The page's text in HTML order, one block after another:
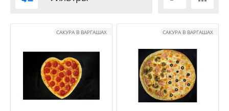
САКУРА В ВАРГАШАХ САКУРА В ВАРГАШАХ